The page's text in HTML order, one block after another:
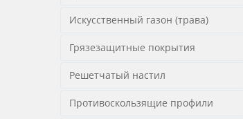
Искусственный газон (трава)
Грязезащитные покрытия
Решетчатый настил
Противоскользящие профили